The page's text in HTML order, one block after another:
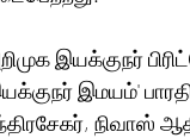
இயக்குநர்
இமயம்'
நிவாஸ்